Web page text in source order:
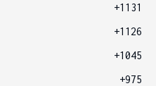
+1131
+1126
+1045
+975